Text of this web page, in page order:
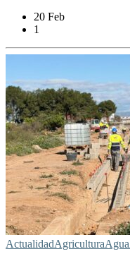
20 Feb
1
ActualidadAgriculturaAgua